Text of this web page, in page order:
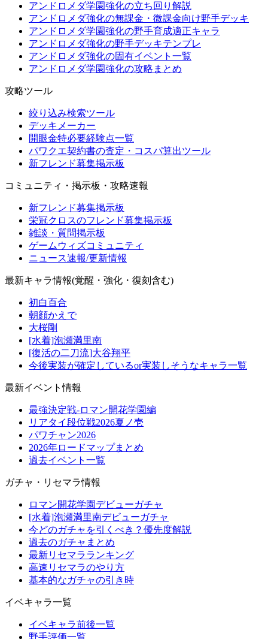
アンドロメダ学園強化の立ち回り解説
アンドロメダ強化の無課金・微課金向け野手デッキ
アンドロメダ学園強化の野手育成適正キャラ
アンドロメダ強化の野手デッキテンプレ
アンドロメダ強化の固有イベント一覧
アンドロメダ学園強化の攻略まとめ
攻略ツール
絞り込み検索ツール
デッキメーカー
開眼金特必要経験点一覧
パワクエ契約書の査定・コスパ算出ツール
新フレンド募集掲示板
コミュニティ・掲示板・攻略速報
新フレンド募集掲示板
栄冠クロスのフレンド募集掲示板
雑談・質問掲示板
ゲームウィズコミュニティ
ニュース速報/更新情報
最新キャラ情報(覚醒・強化・復刻含む)
初白百合
朝顔かえで
大桜剛
[水着]泡瀬満里南
[復活の二刀流]大谷翔平
今後実装が確定しているor実装しそうなキャラ一覧
最新イベント情報
最強決定戦-ロマン開花学園編
リアタイ段位戦2026夏ノ壱
パワチャン2026
2026年ロードマップまとめ
過去イベント一覧
ガチャ・リセマラ情報
ロマン開花学園デビューガチャ
[水着]泡瀬満里南デビューガチャ
今どのガチャを引くべき？優先度解説
過去のガチャまとめ
最新リセマラランキング
高速リセマラのやり方
基本的なガチャの引き時
イベキャラ一覧
イベキャラ前後一覧
野手評価一覧